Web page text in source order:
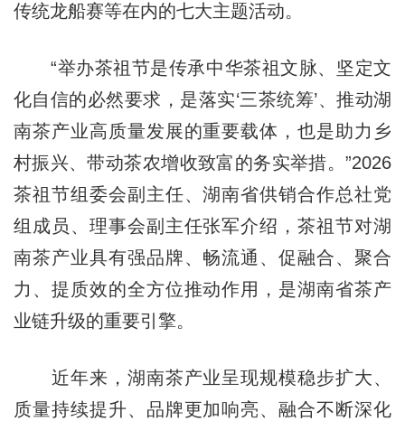
传统龙船赛等在内的七大主题活动。
“举办茶祖节是传承中华茶祖文脉、坚定文
化自信的必然要求，是落实‘三茶统筹’、推动湖
南茶产业高质量发展的重要载体，也是助力乡
村振兴、带动茶农增收致富的务实举措。”2026
茶祖节组委会副主任、湖南省供销合作总社党
组成员、理事会副主任张军介绍，茶祖节对湖
南茶产业具有强品牌、畅流通、促融合、聚合
力、提质效的全方位推动作用，是湖南省茶产
业链升级的重要引擎。
近年来，湖南茶产业呈现规模稳步扩大、
质量持续提升、品牌更加响亮、融合不断深化